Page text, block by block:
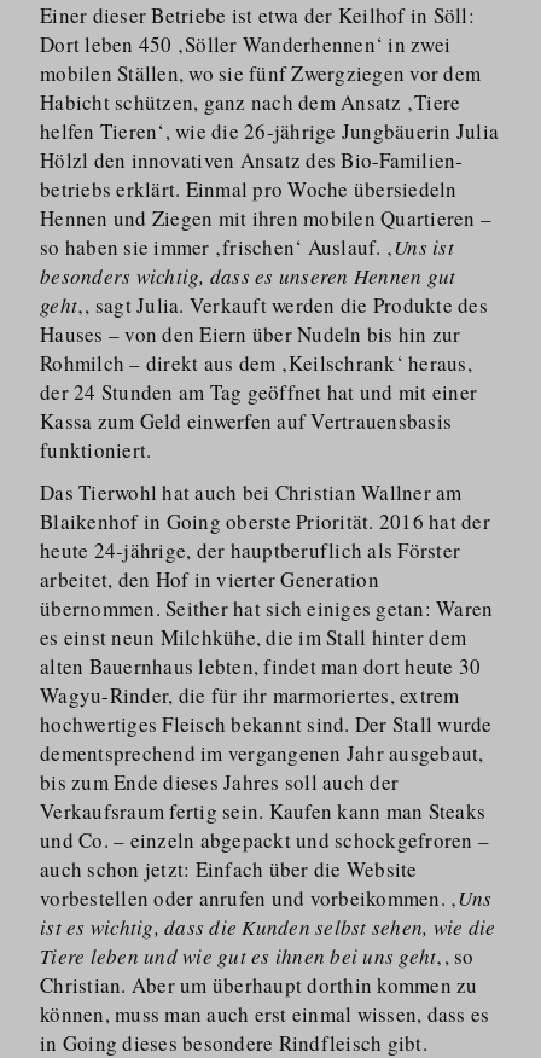
Einer dieser Betriebe ist etwa der Keilhof in Söll:
Dort leben 450 ‚Söller Wanderhennen‘ in zwei
mobilen Ställen, wo sie fünf Zwergziegen vor dem
Habicht schützen, ganz nach dem Ansatz ‚Tiere
helfen Tieren‘, wie die 26-jährige Jungbäuerin Julia
Hölzl den innovativen Ansatz des Bio-Familien­
betriebs erklärt. Einmal pro Woche übersiedeln
Hennen und Ziegen mit ihren mobilen Quartieren –
so haben sie immer ‚frischen‘ Auslauf. ‚Uns ist
besonders wichtig, dass es unseren Hennen gut
geht‚, sagt Julia. Verkauft werden die Produkte des
Hauses – von den Eiern über Nudeln bis hin zur
Rohmilch – direkt aus dem ‚Keilschrank‘ heraus,
der 24 Stunden am Tag geöffnet hat und mit einer
Kassa zum Geld einwerfen auf Vertrauensbasis
funktioniert.
Das Tierwohl hat auch bei Christian Wallner am
Blaikenhof in Going oberste Priorität. 2016 hat der
heute 24-jährige, der hauptberuflich als Förster
arbeitet, den Hof in vierter Generation
übernommen. Seither hat sich einiges getan: Waren
es einst neun Milchkühe, die im Stall hinter dem
alten Bauernhaus lebten, findet man dort heute 30
Wagyu-Rinder, die für ihr marmoriertes, extrem
hochwertiges Fleisch bekannt sind. Der Stall wurde
dementsprechend im vergangenen Jahr ausgebaut,
bis zum Ende dieses Jahres soll auch der
Verkaufsraum fertig sein. Kaufen kann man Steaks
und Co. – einzeln abgepackt und schockgefroren –
auch schon jetzt: Einfach über die Website
vorbestellen oder anrufen und vorbeikommen. ‚Uns
ist es wichtig, dass die Kunden selbst sehen, wie die
Tiere leben und wie gut es ihnen bei uns geht‚, so
Christian. Aber um überhaupt dorthin kommen zu
können, muss man auch erst einmal wissen, dass es
in Going dieses besondere Rindfleisch gibt.